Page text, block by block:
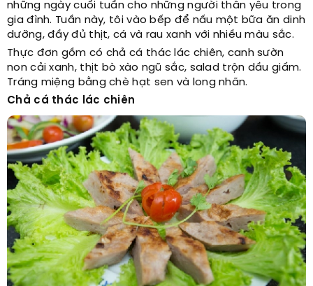
những ngày cuối tuần cho những người thân yêu trong
gia đình. Tuần này, tôi vào bếp để nấu một bữa ăn dinh
dưỡng, đầy đủ thịt, cá và rau xanh với nhiều màu sắc.
Thực đơn gồm có chả cá thác lác chiên, canh sườn
non cải xanh, thịt bò xào ngũ sắc, salad trộn dầu giấm.
Tráng miệng bằng chè hạt sen và long nhãn.
Chả cá thác lác chiên